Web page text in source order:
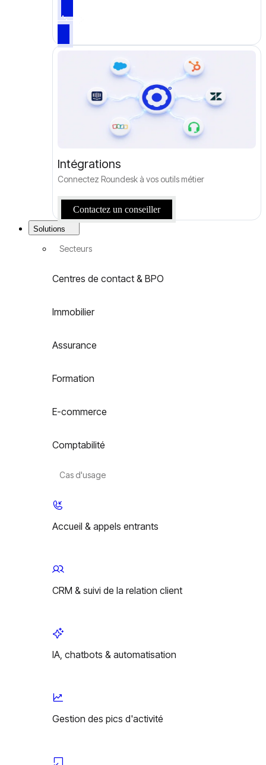
Intégrations
Connectez Roundesk à vos outils métier
Contactez un conseiller
Solutions
Secteurs
Centres de contact & BPO
Immobilier
Assurance
Formation
E-commerce
Comptabilité
Cas d'usage
Accueil & appels entrants
CRM & suivi de la relation client
IA, chatbots & automatisation
Gestion des pics d'activité